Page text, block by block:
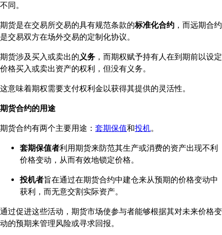
不同。
期货是在交易所交易的具有规范条款的标准化合约 ，而远期合约
是交易双方在场外交易的定制化协议。
期货涉及买入或卖出的 义务 ，而期权赋予持有人在到期前以设定
价格买入或卖出资产的权利，但没有义务。
这意味着期权需要支付权利金以获得其提供的灵活性。
期货合约的用途
期货合约有两个主要用途： 套期保值和投机。
套期保值者利用期货来防范其生产或消费的资产出现不利
价格变动，从而有效地锁定价格。
投机者旨在通过在期货合约中建仓来从预期的价格变动中
获利，而无意交割实际资产。
通过促进这些活动，期货市场使参与者能够根据其对未来价格变
动的预期来管理风险或寻求回报。